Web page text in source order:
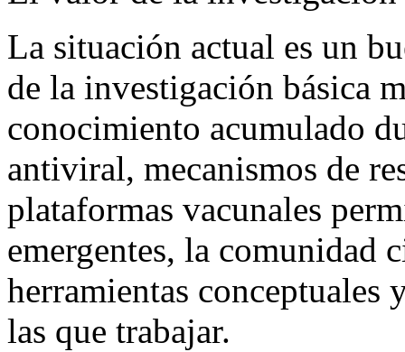
La situación actual es un
de la investigación básica
conocimiento acumulado
antiviral, mecanismos de
plataformas vacunales
emergentes, la comunidad
herramientas conceptuales
las que trabajar.